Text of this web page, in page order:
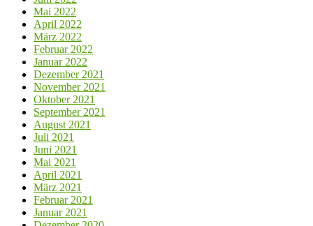
Mai 2022
April 2022
März 2022
Februar 2022
Januar 2022
Dezember 2021
November 2021
Oktober 2021
September 2021
August 2021
Juli 2021
Juni 2021
Mai 2021
April 2021
März 2021
Februar 2021
Januar 2021